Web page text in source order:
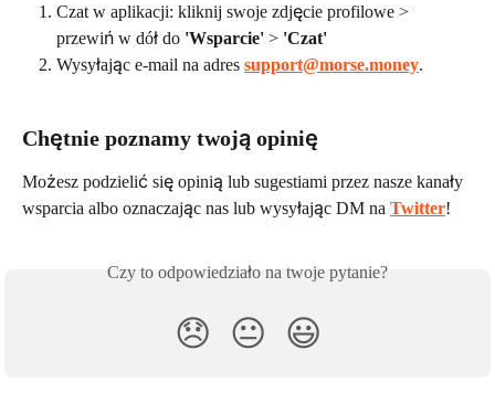
Czat w aplikacji: kliknij swoje zdjęcie profilowe >
przewiń w dół do 'Wsparcie' > 'Czat'
Wysyłając e-mail na adres support@morse.money.
Chętnie poznamy twoją opinię
Możesz podzielić się opinią lub sugestiami przez nasze kanały
wsparcia albo oznaczając nas lub wysyłając DM na Twitter!
Czy to odpowiedziało na twoje pytanie?
😞 😐 😃